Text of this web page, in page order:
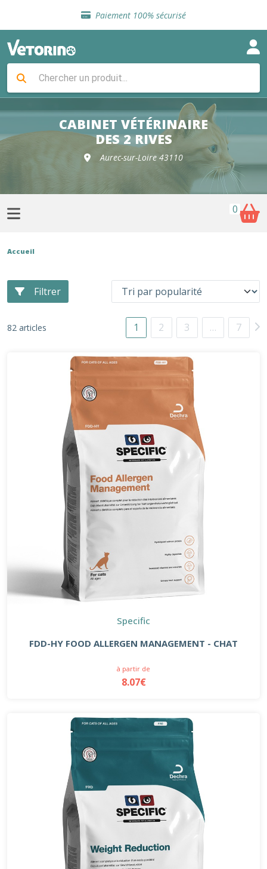
Paiement 100% sécurisé
Livraison gratuite en clinique vétérinaire
Sélection de croquettes vétérinaire
Livraison gratuite en clinique vétérinaire
Retour gratuit en clinique
Sélection de croquettes vétérinaire
CABINET VÉTÉRINAIRE
DES 2 RIVES
Aurec-sur-Loire 43110
0
Accueil
Filtrer
82 articles 1 2 3 … 7
Specific
FDD-HY FOOD ALLERGEN MANAGEMENT - CHAT
à partir de
8.07€